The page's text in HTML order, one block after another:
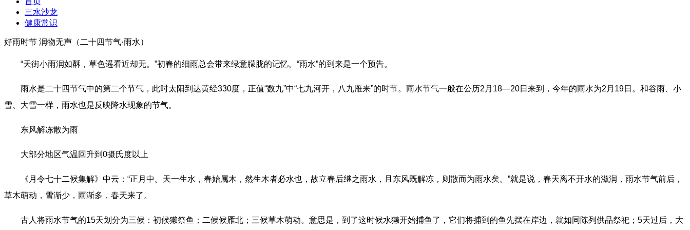
三水沙龙
健康常识
好雨时节 润物无声（二十四节气·雨水）
“天街小雨润如酥，草色遥看近却无。”初春的细雨总会带来绿意朦胧的记忆。“雨水”的到来是一个预告。
雨水是二十四节气中的第二个节气，此时太阳到达黄经330度，正值“数九”中“七九河开，八九雁来”的时节。雨水节气一般在公历2月18—20日来到，今年的雨水为2月19日。和谷雨、小
雪、大雪一样，雨水也是反映降水现象的节气。
东风解冻散为雨
大部分地区气温回升到0摄氏度以上
《月令七十二候集解》中云：“正月中。天一生水，春始属木，然生木者必水也，故立春后继之雨水，且东风既解冻，则散而为雨水矣。”就是说，春天离不开水的滋润，雨水节气前后，
草木萌动，雪渐少，雨渐多，春天来了。
古人将雨水节气的15天划分为三候：初候獭祭鱼；二候候雁北；三候草木萌动。意思是，到了这时候水獭开始捕鱼了，它们将捕到的鱼先摆在岸边，就如同陈列供品祭祀；5天过后，大